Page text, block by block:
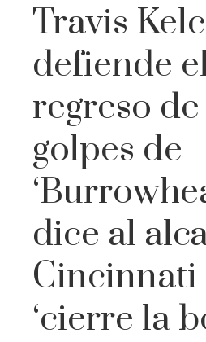
Travis
defiende
regreso
golpes de
dice al
Cincinnati
‘cierre la